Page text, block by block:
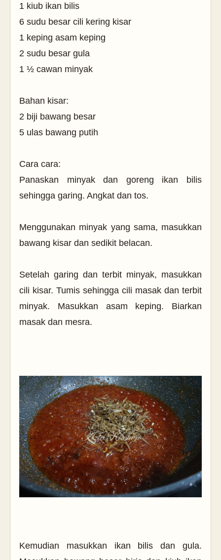
1 kiub ikan bilis
6 sudu besar cili kering kisar
1 keping asam keping
2 sudu besar gula
1 ½ cawan minyak
Bahan kisar:
2 biji bawang besar
5 ulas bawang putih
Cara cara:
Panaskan minyak dan goreng ikan bilis
sehingga garing. Angkat dan tos.
Menggunakan minyak yang sama, masukkan
bawang kisar dan sedikit belacan.
Setelah garing dan terbit minyak, masukkan
cili kisar. Tumis sehingga cili masak dan terbit
minyak. Masukkan asam keping. Biarkan
masak dan mesra.
Kemudian masukkan ikan bilis dan gula.